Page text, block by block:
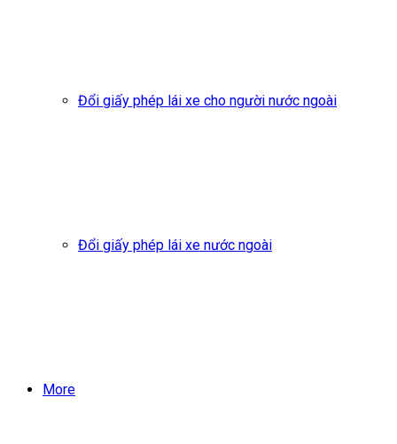
Đổi giấy phép lái xe cho người nước ngoài
Đổi giấy phép lái xe nước ngoài
More